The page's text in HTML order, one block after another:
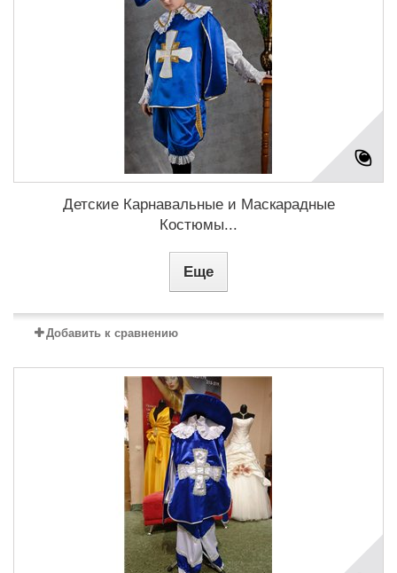
Детские Карнавальные и Маскарадные
Костюмы...
Еще
Добавить к сравнению